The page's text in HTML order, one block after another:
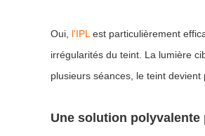
Oui, l'IPL est particulièrement
irrégularités du teint. La lumière
plusieurs séances, le teint
Une solution